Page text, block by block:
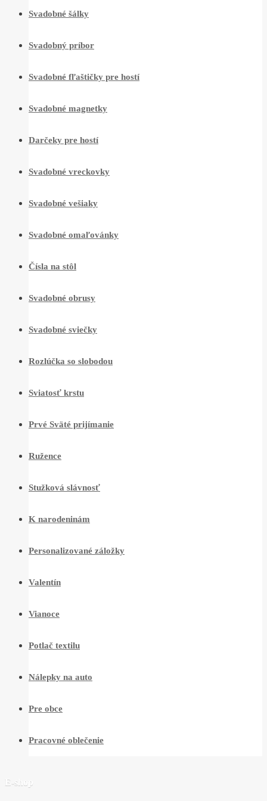
Svadobné šálky
Svadobný príbor
Svadobné fľaštičky pre hostí
Svadobné magnetky
Darčeky pre hostí
Svadobné vreckovky
Svadobné vešiaky
Svadobné omaľovánky
Čísla na stôl
Svadobné obrusy
Svadobné sviečky
Rozlúčka so slobodou
Sviatosť krstu
Prvé Sväté prijímanie
Ružence
Stužková slávnosť
K narodeninám
Personalizované záložky
Valentín
Vianoce
Potlač textilu
Nálepky na auto
Pre obce
Pracovné oblečenie
E-shop